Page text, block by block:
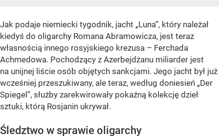
Jak podaje niemiecki tygodnik, jacht „Luna”, który należał
kiedyś do oligarchy Romana Abramowicza, jest teraz
własnością innego rosyjskiego krezusa – Ferchada
Achmedowa. Pochodzący z Azerbejdżanu miliarder jest
na unijnej liście osób objętych sankcjami. Jego jacht był już
wcześniej przeszukiwany, ale teraz, według doniesień „Der
Spiegel”, służby zarekwirowały pokaźną kolekcję dzieł
sztuki, którą Rosjanin ukrywał.
Śledztwo w sprawie oligarchy